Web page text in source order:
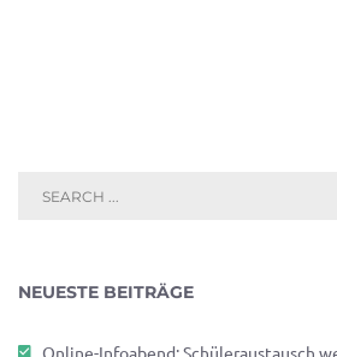
NEUESTE BEITRÄGE
Online-Infoabend: Schüleraustausch